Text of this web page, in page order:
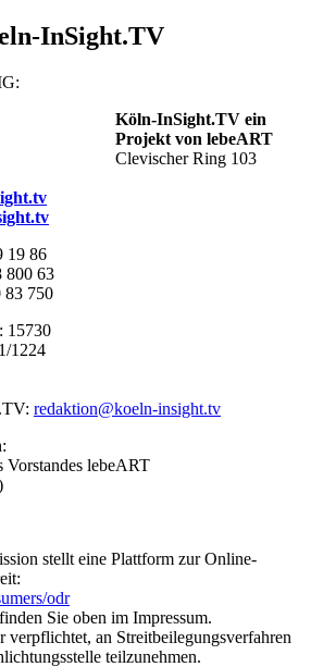
InSight.TV
Köln-InSight.TV ein
Projekt von lebeART
Clevischer Ring 103
19 86
800 63
83 750
15730
1224
redaktion@koeln-insight.tv
Vorstandes lebeART
stellt eine Plattform zur Online-
odr
Sie oben im Impressum.
verpflichtet, an Streitbeilegungsverfahren
teilzunehmen.